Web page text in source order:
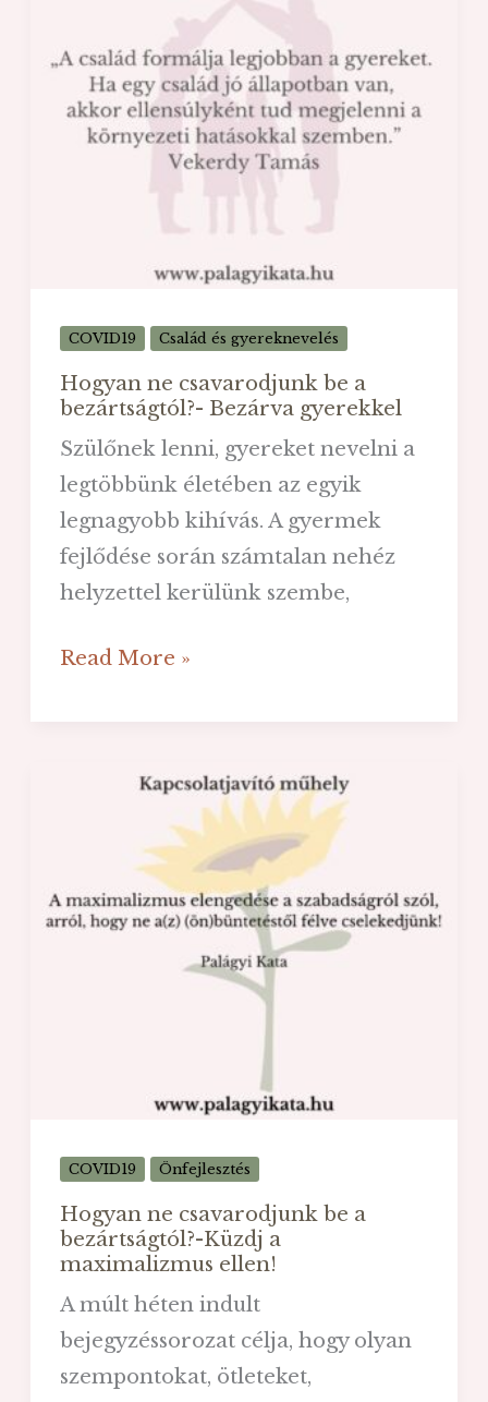
mennyiségi
idő
COVID19 Család és gyereknevelés
Hogyan ne csavarodjunk be a
bezártságtól?- Bezárva gyerekkel
Szülőnek lenni, gyereket nevelni a
legtöbbünk életében az egyik
legnagyobb kihívás. A gyermek
fejlődése során számtalan nehéz
helyzettel kerülünk szembe,
Hogyan
bezártságtól?
Bezárva
Read More »
COVID19 Önfejlesztés
Hogyan ne csavarodjunk be a
bezártságtól?-Küzdj a
maximalizmus ellen!
A múlt héten indult
bejegyzéssorozat célja, hogy olyan
szempontokat, ötleteket,